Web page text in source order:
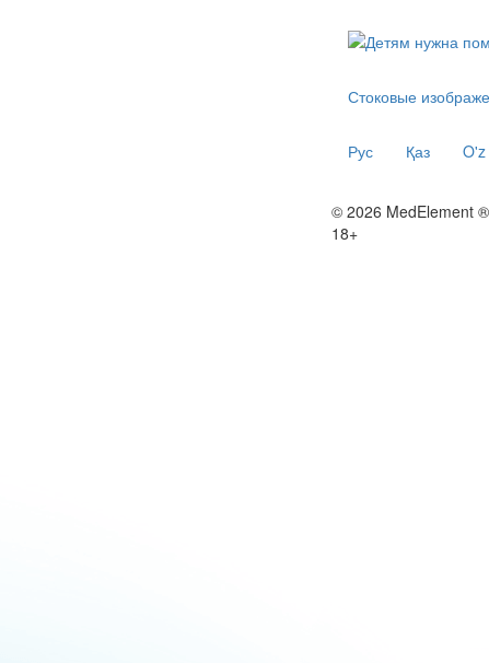
Стоковые
Рус Қаз O'z
© 2026 MedElement ®
18+